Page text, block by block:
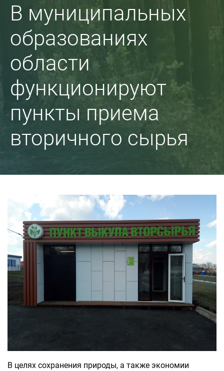
В муниципальных
образованиях
области
функционируют
пункты приема
вторичного сырья
В целях сохранения природы, а также экономии